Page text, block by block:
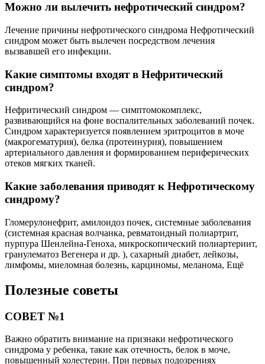
Можно ли вылечить нефротический синдром?
Лечение причины нефротического синдрома Нефротический
синдром может быть вылечен посредством лечения
вызвавшей его инфекции.
Какие симптомы входят в Нефритический
синдром?
Нефритический синдром — симптомокомплекс,
развивающийся на фоне воспалительных заболеваний почек.
Синдром характеризуется появлением эритроцитов в моче
(макрогематурия), белка (протеинурия), повышением
артериального давления и формированием периферических
отеков мягких тканей.
Какие заболевания приводят к Нефротическому
синдрому?
Гломерулонефрит, амилоидоз почек, системные заболевания
(системная красная волчанка, ревматоидный полиартрит,
пурпура Шенлейна-Геноха, микроскопический полиартериит,
гранулематоз Вегенера и др. ), сахарный диабет, лейкозы,
лимфомы, миеломная болезнь, карциномы, меланома, Ещё
Полезные советы
СОВЕТ №1
Важно обратить внимание на признаки нефротического
синдрома у ребенка, такие как отечность, белок в моче,
повышенный холестерин. При первых подозрениях